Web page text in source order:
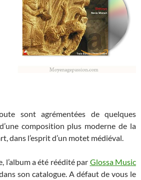
sont agrémentées de quelques
composition plus moderne de la
dans l’esprit d’un motet médiéval.
l’album a été réédité par Glossa Music
son catalogue. A défaut de vous le